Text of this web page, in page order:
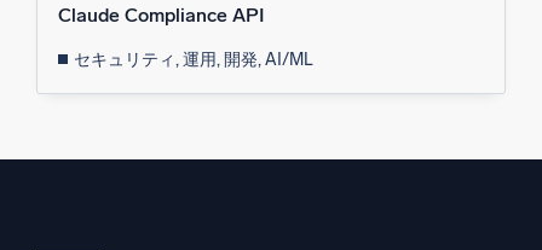
Claude Compliance API
セキュリティ, 運用, 開発, AI/ML